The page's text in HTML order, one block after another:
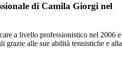
di Camila Giorgi nel
a livello professionistico nel 2006 e
grazie alle sue abilità tennistiche e alla